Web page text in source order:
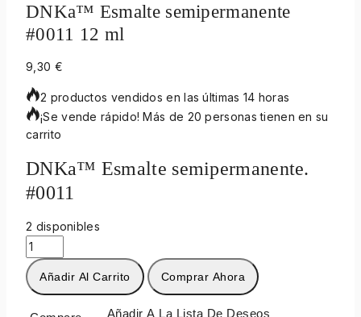
DNKa™ Esmalte semipermanente
#0011 12 ml
9,30 €
2 productos vendidos en las últimas 14 horas
¡Se vende rápido! Más de 20 personas tienen en su
carrito
DNKa™ Esmalte semipermanente.
#0011
2 disponibles
Añadir Al Carrito Comprar Ahora
Añadir A La Lista De Deseos